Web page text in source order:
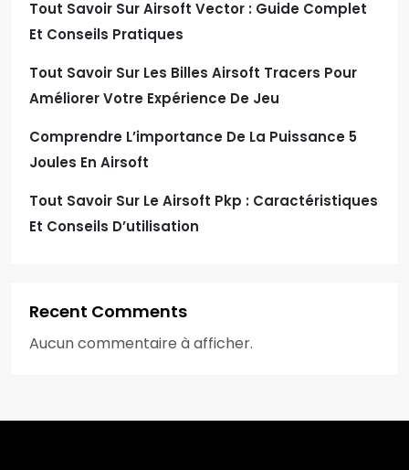
Tout Savoir Sur Airsoft Vector : Guide Complet
Et Conseils Pratiques
Tout Savoir Sur Les Billes Airsoft Tracers Pour
Améliorer Votre Expérience De Jeu
Comprendre L’importance De La Puissance 5
Joules En Airsoft
Tout Savoir Sur Le Airsoft Pkp : Caractéristiques
Et Conseils D’utilisation
Recent Comments
Aucun commentaire à afficher.